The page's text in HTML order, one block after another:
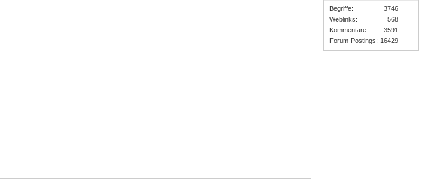
Begriffe:
3746
Weblinks:
568
Kommentare:
3591
Forum-Postings: 16429